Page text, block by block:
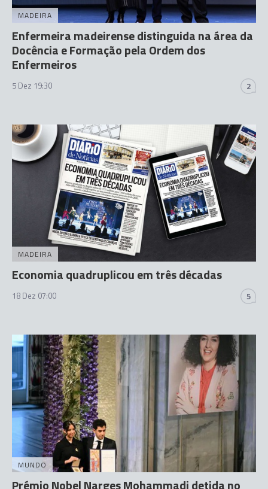
MADEIRA
Enfermeira madeirense distinguida na área da
Docência e Formação pela Ordem dos
Enfermeiros
5 Dez 19:30 2
MADEIRA
Economia quadruplicou em três décadas
18 Dez 07:00 5
MUNDO
Prémio Nobel Narges Mohammadi detida no